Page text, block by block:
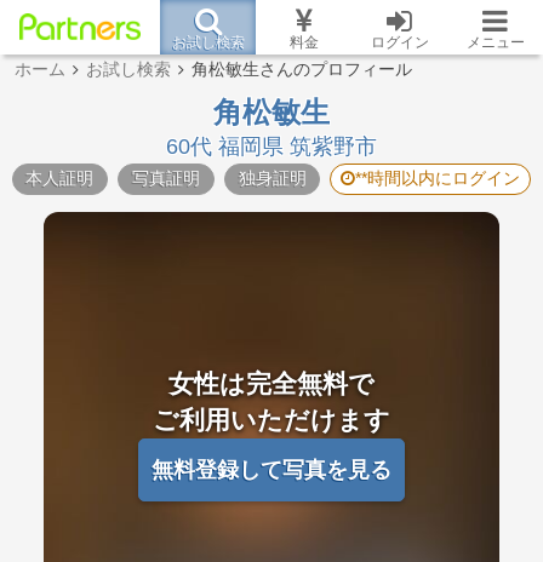
お試し検索 料金 ログイン メニュー
ホーム お試し検索 角松敏生さんのプロフィール
角松敏生
60代 福岡県 筑紫野市
本人証明 写真証明 独身証明 **時間以内にログイン
女性は完全無料で
ご利用いただけます
無料登録して写真を見る